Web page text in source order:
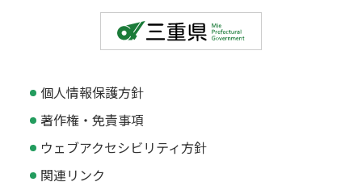
個人情報保護方針
著作権・免責事項
ウェブアクセシビリティ方針
関連リンク